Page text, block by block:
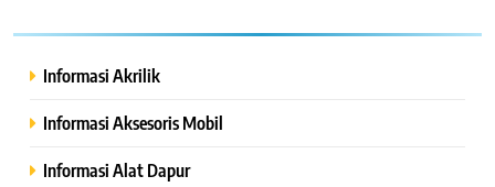
Informasi Akrilik
Informasi Aksesoris Mobil
Informasi Alat Dapur